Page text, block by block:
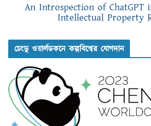
An Introspection of
Intellectual Property
চেংডু ওয়ার্লডকনে কল্পবিশ্বের যোগদান